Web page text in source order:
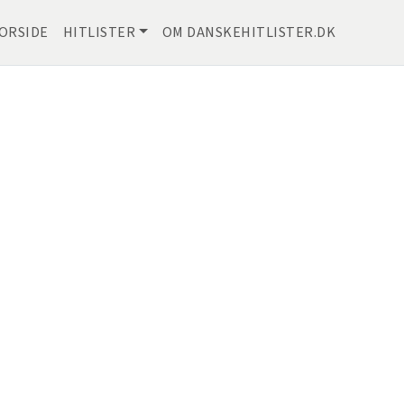
HITLISTER OM DANSKEHITLISTER.DK